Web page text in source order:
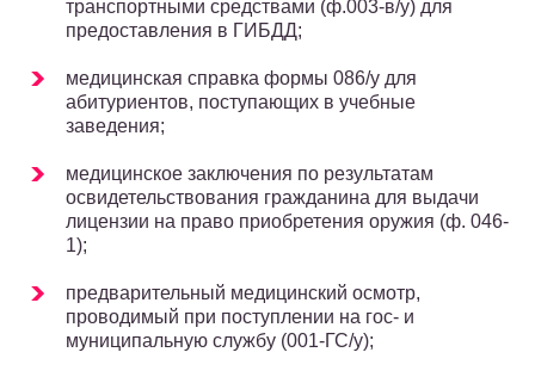
транспортными средствами (ф.003-в/у) для
предоставления в ГИБДД;
медицинская справка формы 086/у для
абитуриентов, поступающих в учебные
заведения;
медицинское заключения по результатам
освидетельствования гражданина для выдачи
лицензии на право приобретения оружия (ф. 046-
1);
предварительный медицинский осмотр,
проводимый при поступлении на гос- и
муниципальную службу (001-ГС/у);